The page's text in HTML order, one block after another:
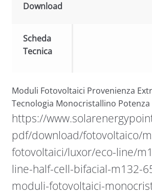
Download
Scheda
Tecnica
Moduli Fotovoltaici Provenienza
Tecnologia Monocristallino Potenza
https://
pdf/download/fotovoltaico/
fotovoltaici/luxor/eco-line/
line-half-cell-bifacial-m132-
moduli-fotovoltaici-